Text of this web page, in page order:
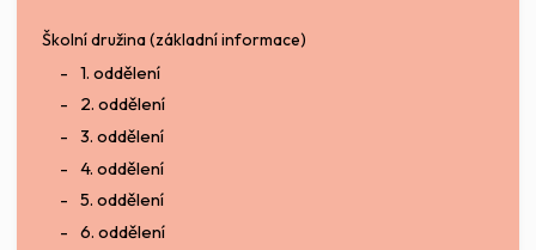
Školní družina (základní informace)
1. oddělení
2. oddělení
3. oddělení
4. oddělení
5. oddělení
6. oddělení